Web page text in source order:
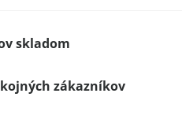
skladom
zákazníkov